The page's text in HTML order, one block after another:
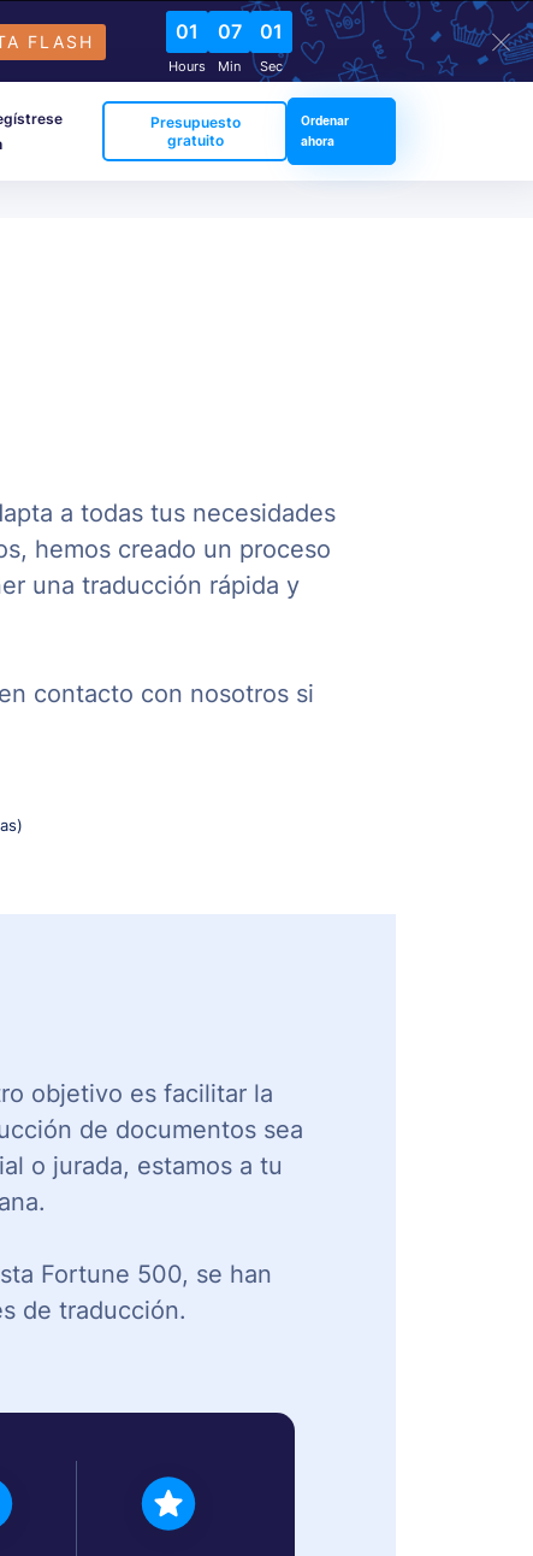
FLASH 01
Hours
07
Min
00
Sec
Presupuesto
gratuito
Ordenar
ahora
a todas tus necesidades
hemos creado un proceso
una traducción rápida y
contacto con nosotros si
objetivo es facilitar la
de documentos sea
o jurada, estamos a tu
Fortune 500, se han
de traducción.